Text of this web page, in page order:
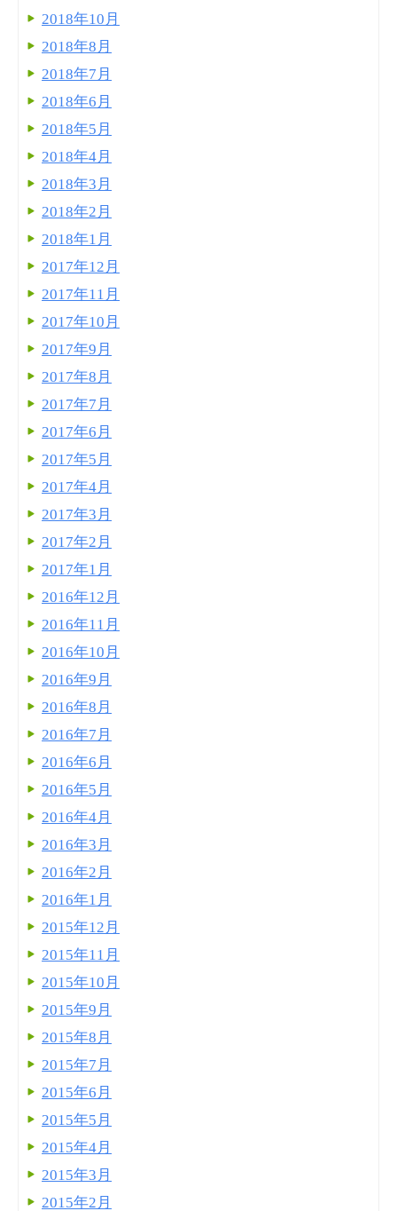
2018年10月
2018年8月
2018年7月
2018年6月
2018年5月
2018年4月
2018年3月
2018年2月
2018年1月
2017年12月
2017年11月
2017年10月
2017年9月
2017年8月
2017年7月
2017年6月
2017年5月
2017年4月
2017年3月
2017年2月
2017年1月
2016年12月
2016年11月
2016年10月
2016年9月
2016年8月
2016年7月
2016年6月
2016年5月
2016年4月
2016年3月
2016年2月
2016年1月
2015年12月
2015年11月
2015年10月
2015年9月
2015年8月
2015年7月
2015年6月
2015年5月
2015年4月
2015年3月
2015年2月